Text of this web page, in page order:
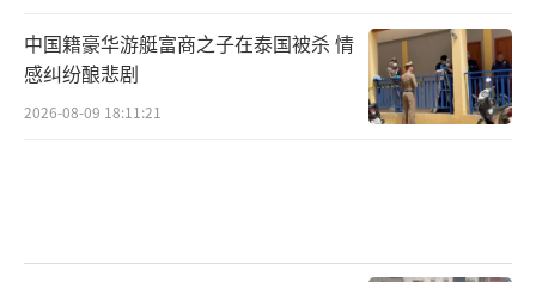
中国籍豪华游艇富商之子在泰国被杀 情
感纠纷酿悲剧
2026-08-09 18:11:21